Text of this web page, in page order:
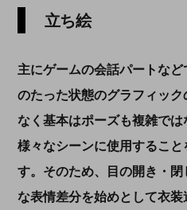
立ち絵
主にゲームの会話パートなど
のたった状態のグラフィック
なく基本はポーズも複雑では
様々なシーンに使用するこ
す。そのため、目の開き・閉
な表情差分を始めとして衣装